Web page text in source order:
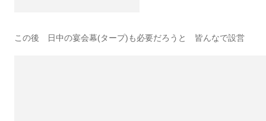
この後 日中の宴会幕(タープ)も必要だろうと 皆んなで設営